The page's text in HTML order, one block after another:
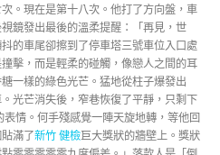
。現在是第十八次。他打了方向盤，車
鏡發出最後的溫柔提醒：「再見，世
的車尾卻擦到了停車塔三號車位入口處
擊，而是輕柔的碰觸，像戀人之間的耳
一樣的綠色光芒。猛地從柱子爆發出
光芒消失後，窄巷恢復了平靜，只剩下
表情。何手殘感覺一陣天旋地轉，等他回
滿了新竹 健檢巨大獎狀的牆壁上。獎狀